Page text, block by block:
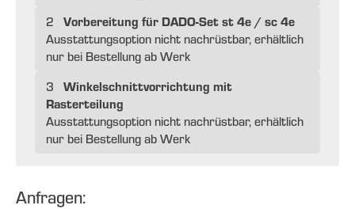
2
Vorbereitung für DADO-Set st 4e / sc 4e
Ausstattungsoption nicht nachrüstbar, erhältlich
nur bei Bestellung ab Werk
3
Winkelschnittvorrichtung mit
Rasterteilung
Ausstattungsoption nicht nachrüstbar, erhältlich
nur bei Bestellung ab Werk
Anfragen: